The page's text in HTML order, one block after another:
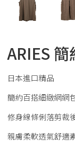
ARIES
日本進口精品
簡約百搭細緻網網
修身線條俐落剪裁
親膚柔軟透氣舒適